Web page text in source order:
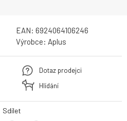
EAN: 6924064106246
Výrobce: Aplus
Dotaz prodejci
Hlídání
Sdílet